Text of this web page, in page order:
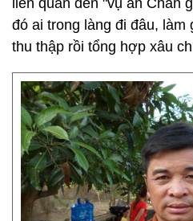
liên quan đến "vụ án Chấn
đó ai trong làng đi đâu, làm
thu thập rồi tổng hợp xâu